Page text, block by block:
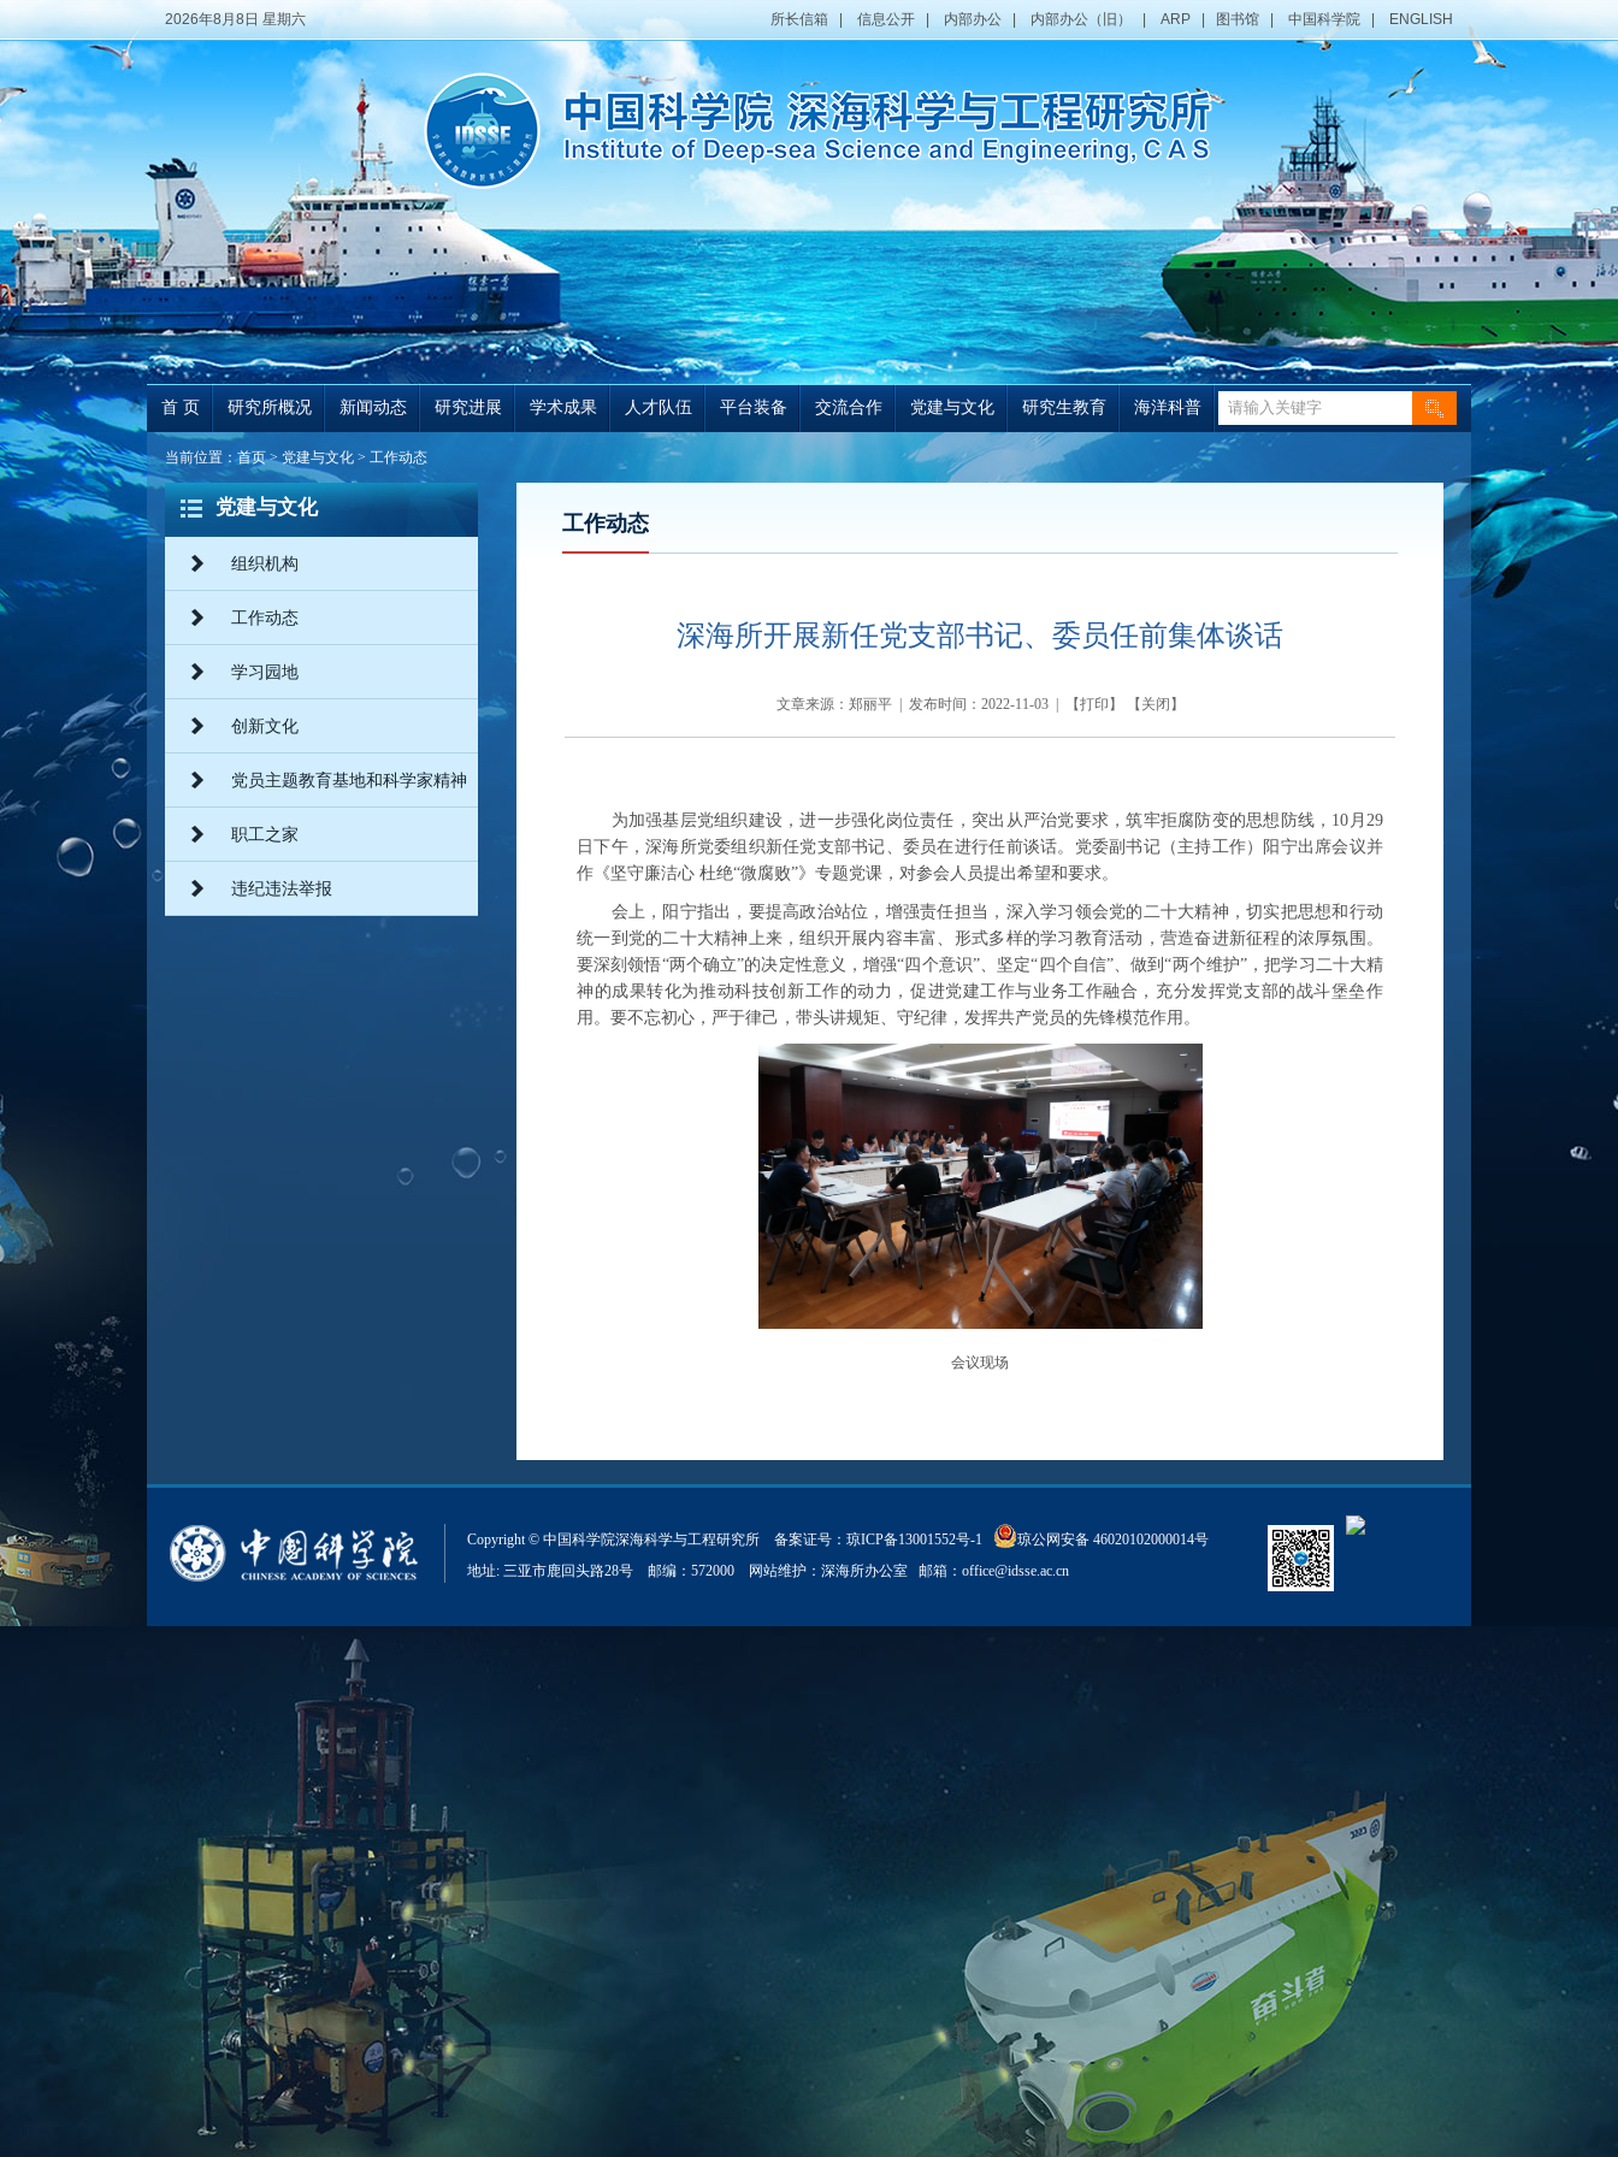
2026年8月8日 星期六 所长信箱 信息公开 内部办公 内部办公（旧） ARP 图书馆 中国科学院 ENGLISH
首 页 研究所概况 新闻动态 研究进展 学术成果 人才队伍 平台装备 交流合作 党建与文化 研究生教育 海洋科普
当前位置：首页>党建与文化 > 工作动态
党建与文化
组织机构
工作动态
学习园地
创新文化
党员主题教育基地和科学家精神
教育基地
职工之家
违纪违法举报
工作动态
深海所开展新任党支部书记、委员任前集体谈话
文章来源：郑丽平 | 发布时间：2022-11-03 | 【打印 】 【 关闭 】
为加强基层党组织建设，进一步强化岗位责任，突出从严治党要求，筑牢拒腐防变的思想防线，10月29
日下午，深海所党委组织新任党支部书记、委员在进行任前谈话。党委副书记（主持工作）阳宁出席会议并
作《坚守廉洁心 杜绝“微腐败”》专题党课，对参会人员提出希望和要求。
会上，阳宁指出，要提高政治站位，增强责任担当，深入学习领会党的二十大精神，切实把思想和行动
统一到党的二十大精神上来，组织开展内容丰富、形式多样的学习教育活动，营造奋进新征程的浓厚氛围。
要深刻领悟“两个确立”的决定性意义，增强“四个意识”、坚定“四个自信”、做到“两个维护”，把学习二十大精
神的成果转化为推动科技创新工作的动力，促进党建工作与业务工作融合，充分发挥党支部的战斗堡垒作
用。要不忘初心，严于律己，带头讲规矩、守纪律，发挥共产党员的先锋模范作用。
会议现场
Copyright © 中国科学院深海科学与工程研究所 备案证号： 琼ICP备13001552号-1
琼公网安备 46020102000014号
地址: 三亚市鹿回头路28号 邮编：572000 网站维护：深海所办公室 邮箱： office@idsse.ac.cn